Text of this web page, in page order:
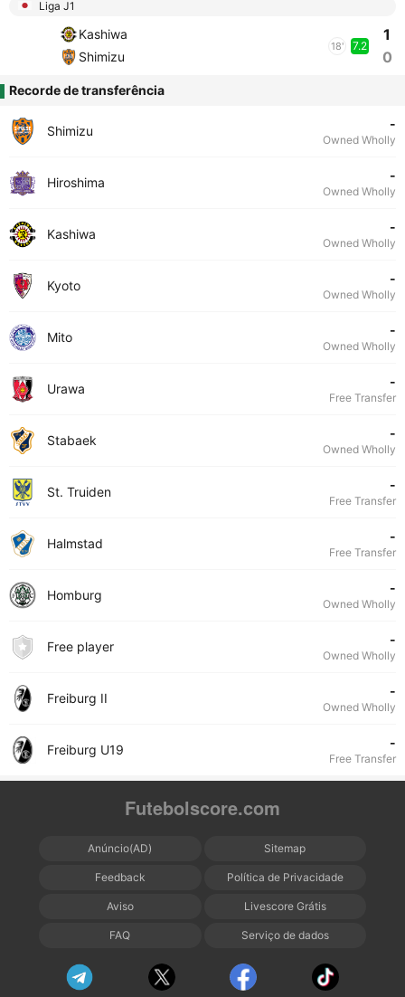
Liga J1
Kashiwa
Shimizu
18' 7.2
1
0
Recorde de transferência
Shimizu -
Owned Wholly
Hiroshima -
Owned Wholly
Kashiwa -
Owned Wholly
Kyoto -
Owned Wholly
Mito -
Owned Wholly
Urawa -
Free Transfer
Stabaek -
Owned Wholly
St. Truiden -
Free Transfer
Halmstad -
Free Transfer
Homburg -
Owned Wholly
Free player -
Owned Wholly
Freiburg II -
Owned Wholly
Freiburg U19 -
Free Transfer
Futebolscore.com
Anúncio(AD) Sitemap
Feedback Política de Privacidade
Aviso Livescore Grátis
FAQ Serviço de dados